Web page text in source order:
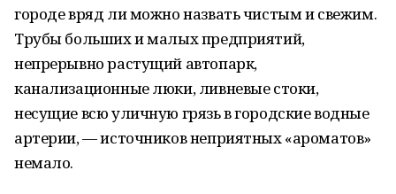
городе вряд ли можно назвать чистым и свежим.
Трубы больших и малых предприятий,
непрерывно растущий автопарк,
канализационные люки, ливневые стоки,
несущие всю уличную грязь в городские водные
артерии, — источников неприятных «ароматов»
немало.